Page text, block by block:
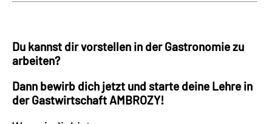
Du kannst dir vorstellen in der Gastronomie zu
arbeiten?
Dann bewirb dich jetzt und starte deine Lehre in
der Gastwirtschaft AMBROZY!